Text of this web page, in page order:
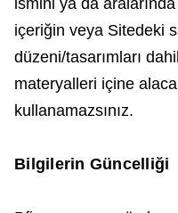
ismini ya da
içeriğin veya Sitedeki
düzeni/tasarımları
materyalleri içine
kullanamazsınız.
Bilgilerin Güncelliği